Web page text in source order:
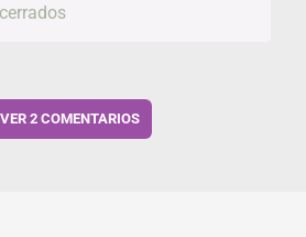
VER2 COMENTARIOS